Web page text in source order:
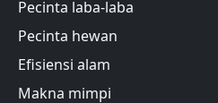
Pecinta laba-laba
Pecinta hewan
Efisiensi alam
Makna mimpi